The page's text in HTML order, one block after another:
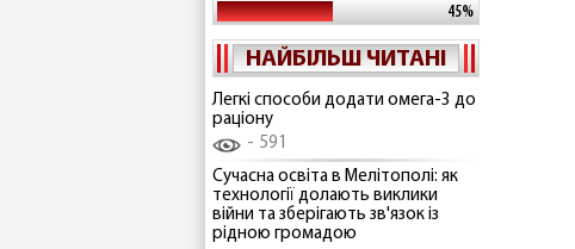
45%
НАЙБІЛЬШ ЧИТАНІ
Легкі способи додати омега-3 до
раціону
591
Сучасна освіта в Мелітополі: як
технології долають виклики
війни та зберігають зв'язок із
рідною громадою